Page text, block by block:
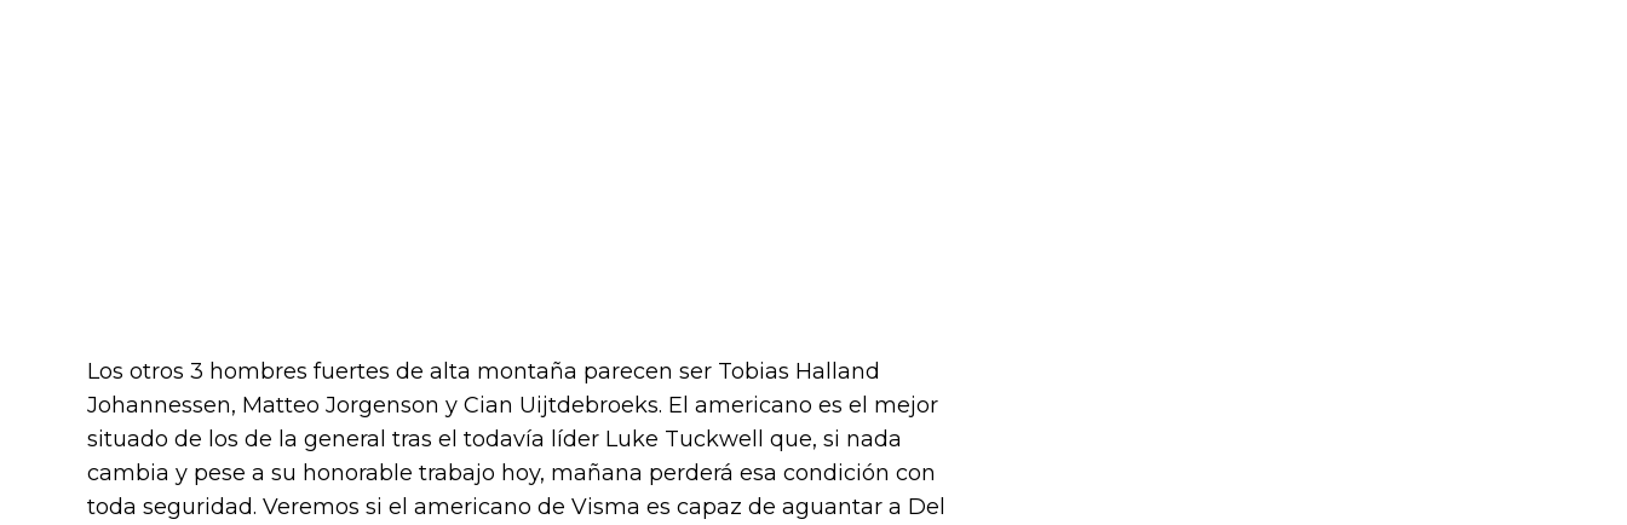
Los otros 3 hombres fuertes de alta montaña parecen ser Tobias Halland
Johannessen, Matteo Jorgenson y Cian Uijtdebroeks. El americano es el mejor
situado de los de la general tras el todavía líder Luke Tuckwell que, si nada
cambia y pese a su honorable trabajo hoy, mañana perderá esa condición con
toda seguridad. Veremos si el americano de Visma es capaz de aguantar a Del